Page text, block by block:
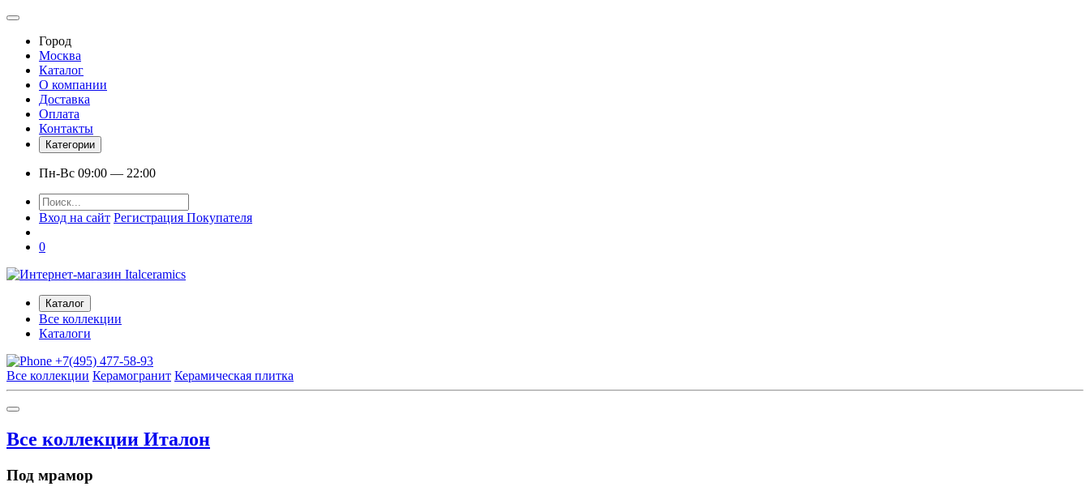
Город
Москва
Каталог
О компании
Доставка
Оплата
Контакты
Категории
Пн-Вс 09:00 — 22:00
Вход на сайт Регистрация Покупателя
0
Каталог
Все коллекции
Каталоги
+7(495) 477-58-93
Все коллекции Керамогранит Керамическая плитка
Все коллекции Италон
Под мрамор